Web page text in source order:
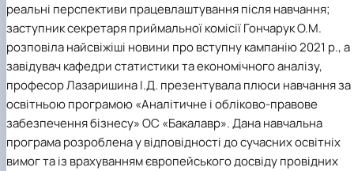
реальні перспективи працевлаштування після навчання;
заступник секретаря приймальної комісії Гончарук О.М.
розповіла найсвіжіші новини про вступну кампанію 2021 р., а
завідувач кафедри статистики та економічного аналізу,
професор Лазаришина І.Д. презентувала плюси навчання за
освітньою програмою «Аналітичне і обліково-правове
забезпечення бізнесу» ОС «Бакалавр». Дана навчальна
програма розроблена у відповідності до сучасних освітніх
вимог та із врахуванням європейського досвіду провідних